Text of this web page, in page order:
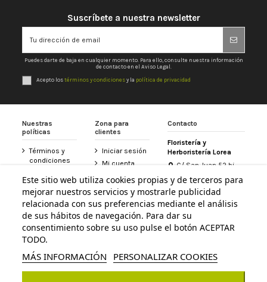
Suscríbete a nuestra newsletter
Puedes darte de baja en cualquier momento. Para ello, consulte nuestra información
de contacto en el Aviso Legal.
Acepto lostérminos y condicionesy la política de privacidad
Nuestras
políticas
Términos y
condiciones
privacidad
Aviso legal
Política de
cookies
Accesibilidad
Zona para
clientes
Iniciar sesión
Mi cuenta
Historial de
pedidos
Tarjeta
Floristería
Lorea
Contacte con
Contacto
Floristería y
Herboristería Lorea
C/ San Juan 52 bj
31800 Altsasu /
Alsasua (Navarra)
948 467 426
info@floristerialorea.es
Este sitio web utiliza cookies propias y de terceros para
mejorar nuestros servicios y mostrarle publicidad
relacionada con sus preferencias mediante el análisis
de sus hábitos de navegación. Para dar su
consentimiento sobre su uso pulse el botón ACEPTAR
TODO.
MÁS INFORMACIÓN PERSONALIZAR COOKIES